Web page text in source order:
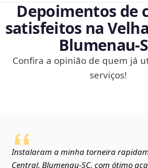
Depoimentos de
satisfeitos na
Confira a opinião de quem já
serviços!
Instalaram a minha torneira
Central, Blumenau‑SC, com ótimo